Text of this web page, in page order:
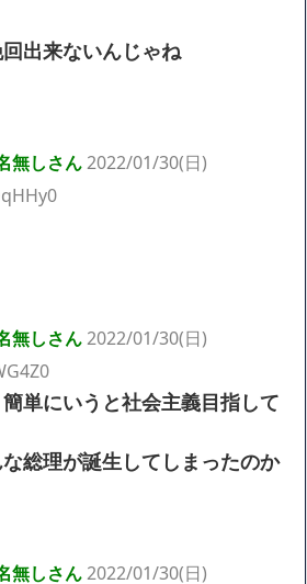
出来ないんじゃね
無しさん2022/01/30(日)
無しさん2022/01/30(日)
単にいうと社会主義目指して
総理が誕生してしまったのか
無しさん2022/01/30(日)